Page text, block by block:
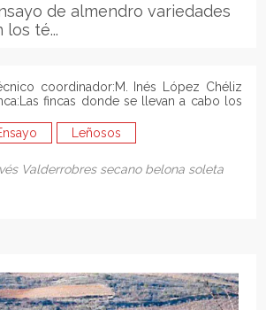
de almendro variedades
té...
coordinador:M. Inés López Chéliz
fincas donde se llevan a cabo los
Leñosos
Valderrobres secano belona soleta